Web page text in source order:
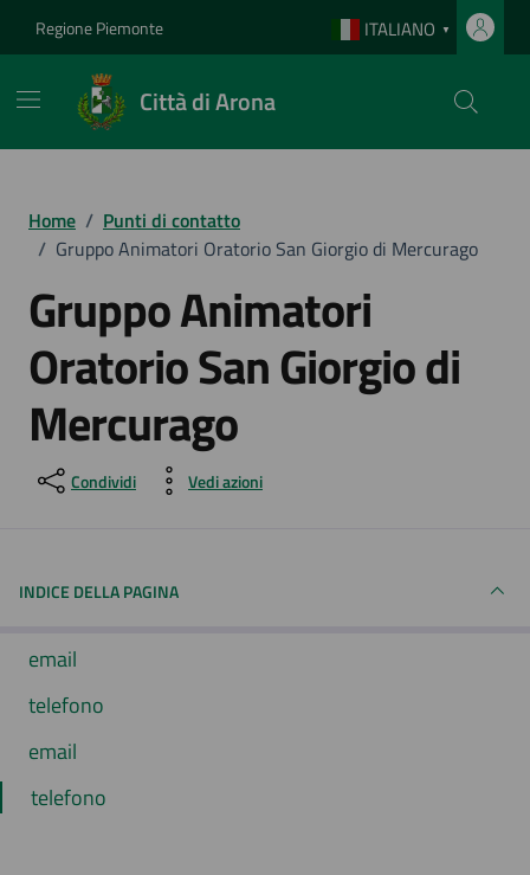
Regione Piemonte ITALIANO ▼
Città di Arona
Home / Punti di contatto
/ Gruppo Animatori Oratorio San Giorgio di Mercurago
Gruppo Animatori
Oratorio San Giorgio di
Mercurago
Condividi Vedi azioni
INDICE DELLA PAGINA
email
telefono
email
telefono